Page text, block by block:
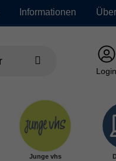
Informationen
Login
Junge vhs